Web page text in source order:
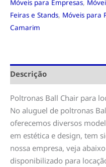
Móveis para Empresas,
Feiras e Stands, Móveis para
Camarim
Descrição
Poltronas Ball Chair para
No aluguel de poltronas
oferecemos diversos
em estética e design, tem
nossa empresa, veja
disponibilizado para